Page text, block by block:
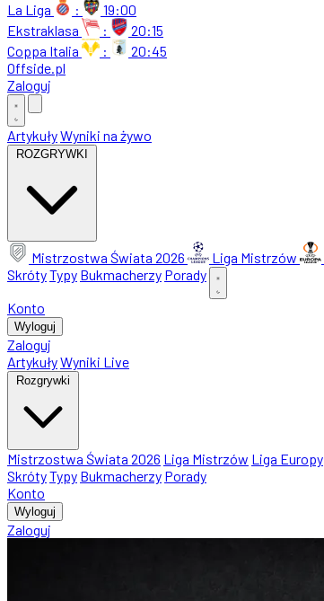
La Liga
:
19:00
Ekstraklasa
:
20:15
Coppa Italia
:
20:45
Offside.pl
Zaloguj
ArtykułyWyniki na żywo
ROZGRYWKI
Mistrzostwa Świata 2026 Liga Mistrzów
SkrótyTypy Bukmacherzy Porady
Konto
Wyloguj
Zaloguj
ArtykułyWyniki Live
Rozgrywki
Mistrzostwa Świata 2026 Liga Mistrzów Liga Europy
SkrótyTypy Bukmacherzy Porady
Konto
Wyloguj
Zaloguj